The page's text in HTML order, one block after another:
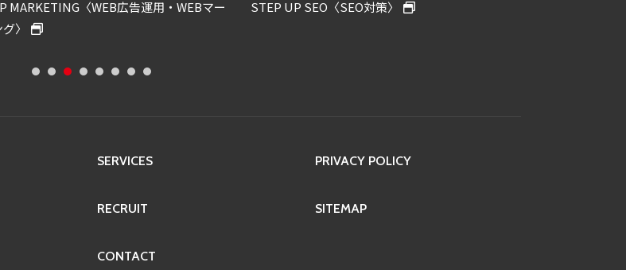
STEP UP SEO〈SEO対策〉 STEP UP POST〈記事作成・更新代行〉
SERVICES
RECRUIT
CONTACT
PRIVACY POLICY
SITEMAP